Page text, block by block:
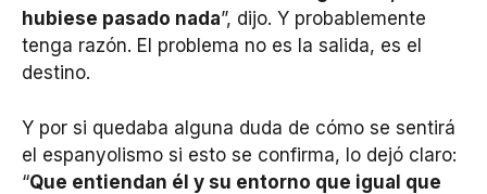
hubiese pasado nada”, dijo. Y probablemente
tenga razón. El problema no es la salida, es el
destino.
Y por si quedaba alguna duda de cómo se sentirá
el espanyolismo si esto se confirma, lo dejó claro:
“Que entiendan él y su entorno que igual que